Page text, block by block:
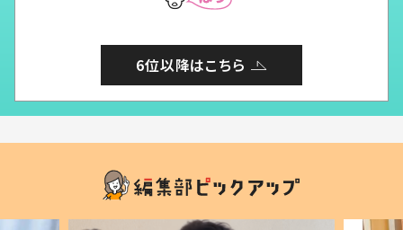
6位以降はこちら